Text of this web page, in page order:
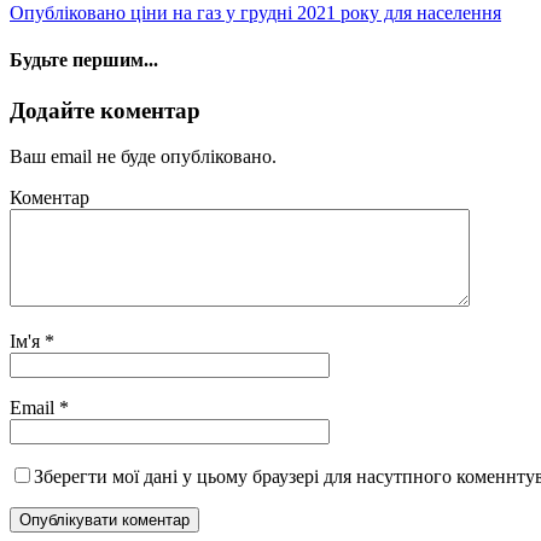
Опубліковано ціни на газ у грудні 2021 року для населення
Будьте першим...
Додайте коментар
Ваш email не буде опубліковано.
Коментар
Ім'я *
Email *
Зберегти мої дані у цьому браузері для насутпного